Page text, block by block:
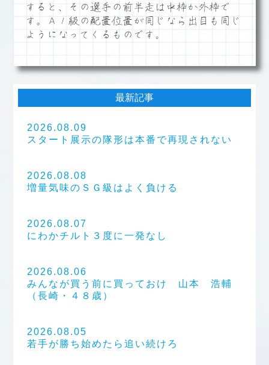
すると、その選手の前半走は中枠か外枠で
す。Ａ１級の配置位置が同じなら出目も同じ
ようになってくるものです。
最新記事
2026.08.09
スタート展示の隊形は本番で再現されない
2026.08.08
増量気味のＳＧ級はよく負ける
2026.08.07
にわかチルト３度に一発なし
2026.08.06
みんなが買う前に買っておけ 山本 浩輔
（長崎・４８歳）
2026.08.05
若手が勝ち始めたら追い続けろ